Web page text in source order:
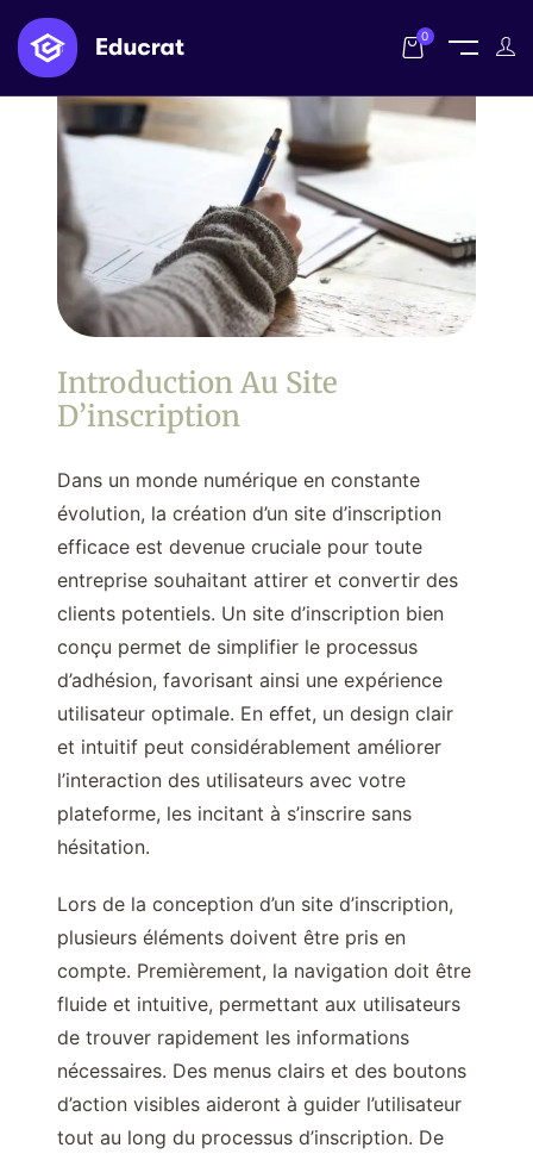
0
Introduction Au Site
D’inscription
Dans un monde numérique en constante
évolution, la création d’un site d’inscription
efficace est devenue cruciale pour toute
entreprise souhaitant attirer et convertir des
clients potentiels. Un site d’inscription bien
conçu permet de simplifier le processus
d’adhésion, favorisant ainsi une expérience
utilisateur optimale. En effet, un design clair
et intuitif peut considérablement améliorer
l’interaction des utilisateurs avec votre
plateforme, les incitant à s’inscrire sans
hésitation.
Lors de la conception d’un site d’inscription,
plusieurs éléments doivent être pris en
compte. Premièrement, la navigation doit être
fluide et intuitive, permettant aux utilisateurs
de trouver rapidement les informations
nécessaires. Des menus clairs et des boutons
d’action visibles aideront à guider l’utilisateur
tout au long du processus d’inscription. De